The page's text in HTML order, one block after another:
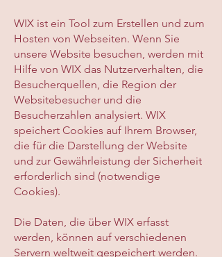
WIX ist ein Tool zum Erstellen und zum
Hosten von Webseiten. Wenn Sie
unsere Website besuchen, werden mit
Hilfe von WIX das Nutzerverhalten, die
Besucherquellen, die Region der
Websitebesucher und die
Besucherzahlen analysiert. WIX
speichert Cookies auf Ihrem Browser,
die für die Darstellung der Website
und zur Gewährleistung der Sicherheit
erforderlich sind (notwendige
Cookies).
Die Daten, die über WIX erfasst
werden, können auf verschiedenen
Servern weltweit gespeichert werden.